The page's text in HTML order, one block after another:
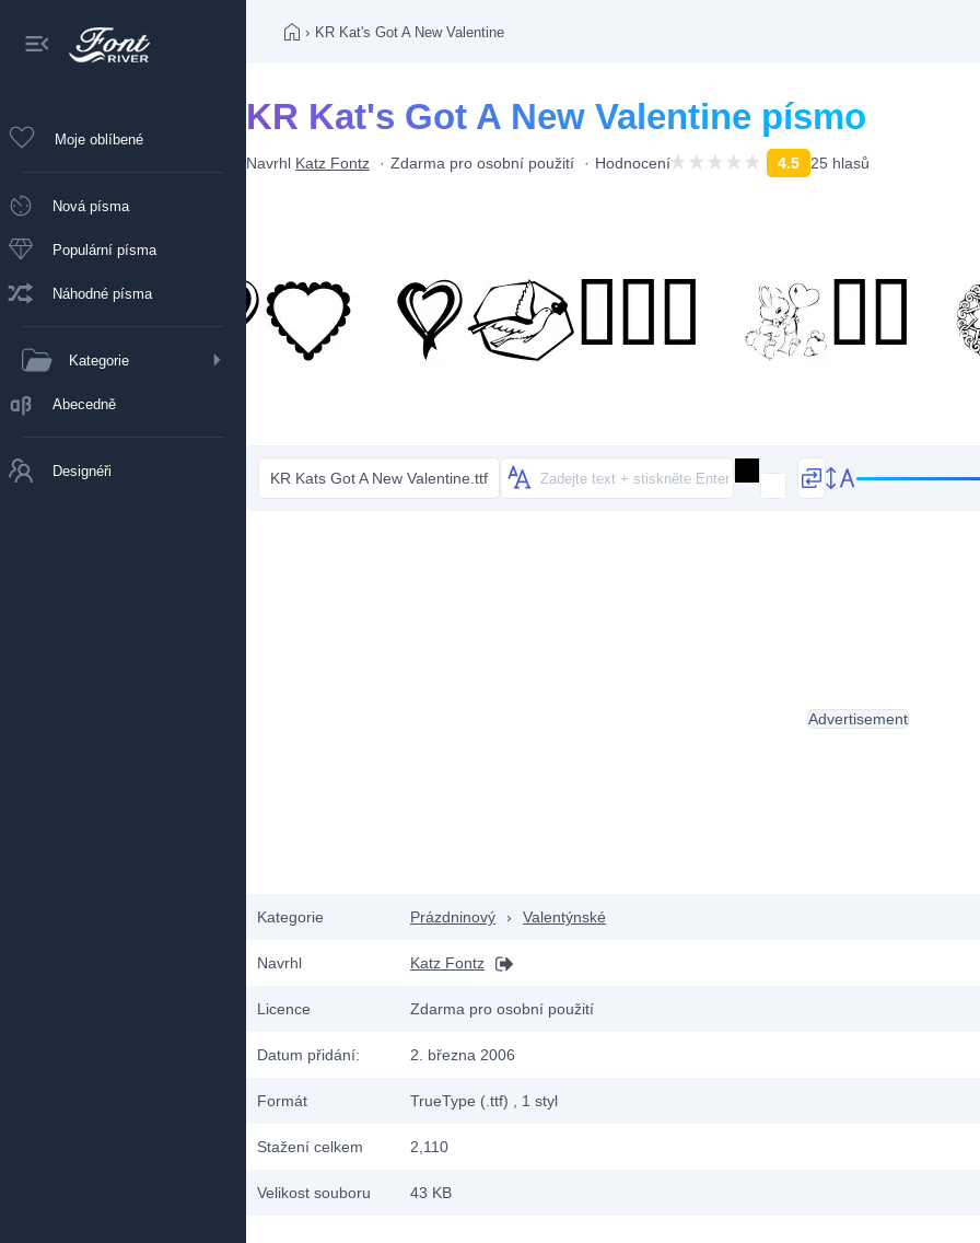
Moje oblíbené
Nová písma
Populární písma
Náhodné písma
Kategorie
Abecedně
Designéři
› KR Kat's Got A New Valentine
KR Kat's Got A New Valentine písmo
Navrhl Katz Fontz Zdarma pro osobní použití Hodnocení 4.5 25 hlasů
KR Kats Got A New Valentine.ttf
Kategorie Prázdninový › Valentýnské
Navrhl Katz Fontz
Licence Zdarma pro osobní použití
Datum přidání: 2. března 2006
Formát TrueType (.ttf) , 1 styl
Stažení celkem 2,110
Velikost souboru 43 KB
Advertisement